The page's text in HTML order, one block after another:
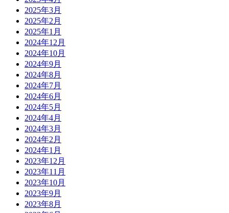
2025年3月
2025年2月
2025年1月
2024年12月
2024年10月
2024年9月
2024年8月
2024年7月
2024年6月
2024年5月
2024年4月
2024年3月
2024年2月
2024年1月
2023年12月
2023年11月
2023年10月
2023年9月
2023年8月